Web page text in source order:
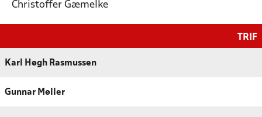
Christoffer Gæmelke
TRIF
Karl Høgh Rasmussen
Gunnar Møller